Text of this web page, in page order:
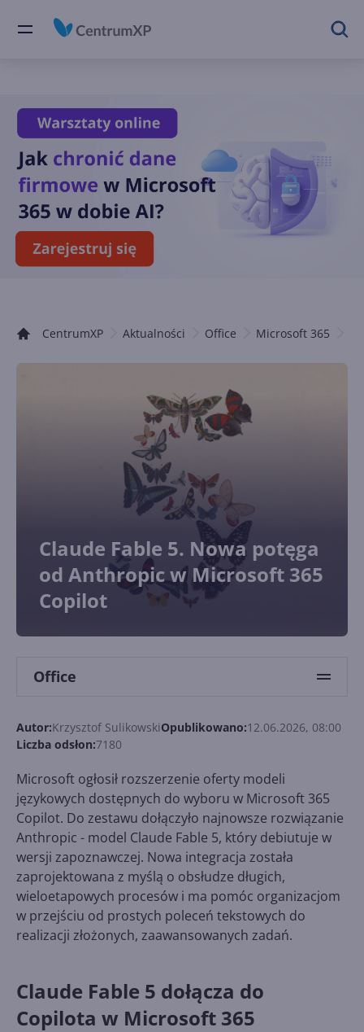
CentrumXP Aktualności Office Microsoft 365
Claude Fable 5. Nowa potęga
od Anthropic w Microsoft 365
Copilot
Office
Autor:Krzysztof SulikowskiOpublikowano:12.06.2026, 08:00
Liczba odsłon:7180
Microsoft ogłosił rozszerzenie oferty modeli
językowych dostępnych do wyboru w Microsoft 365
Copilot. Do zestawu dołączyło najnowsze rozwiązanie
Anthropic - model Claude Fable 5, który debiutuje w
wersji zapoznawczej. Nowa integracja została
zaprojektowana z myślą o obsłudze długich,
wieloetapowych procesów i ma pomóc organizacjom
w przejściu od prostych poleceń tekstowych do
realizacji złożonych, zaawansowanych zadań.
Claude Fable 5 dołącza do
Copilota w Microsoft 365